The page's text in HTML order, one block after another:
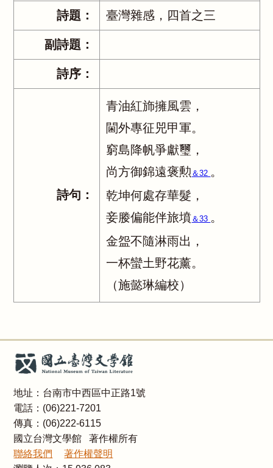
詩題： 臺灣雜感，四首之三
副詩題：
詩序：
詩句：
青油紅斾擁風雲，
閫外專征兕甲軍。
窮島降帆爭獻璽，
尚方御錦遠褒勲 ＆32 。
乾坤何處存華髮，
妾媵偏能伴旅墳＆33 。
金盌不隨淋雨出，
一杯蠻土野花薰。
（施懿琳編校）
地址：台南市中西區中正路1號
電話：(06)221-7201
傳真：(06)222-6115
國立台灣文學館 著作權所有
聯絡我們
著作權聲明